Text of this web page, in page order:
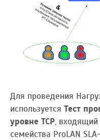
Для проведения
используется Тест
уровне TCP, входящий
семейства ProLAN